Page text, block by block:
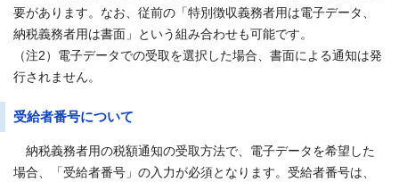
要があります。なお、従前の「特別徴収義務者用は電子データ、
納税義務者用は書面」という組み合わせも可能です。
（注2）電子データでの受取を選択した場合、書面による通知は発
行されません。
受給者番号について
納税義務者用の税額通知の受取方法で、電子データを希望した
場合、「受給者番号」の入力が必須となります。受給者番号は、